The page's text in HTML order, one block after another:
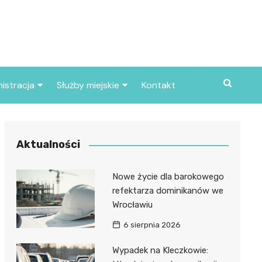
miasta
Służby miejskie
Policja
Kontakt
Aktualności
Nowe życie dla barokowego
refektarza dominikanów we
Wrocławiu
6 sierpnia 2026
Wypadek na Kleczkowie: